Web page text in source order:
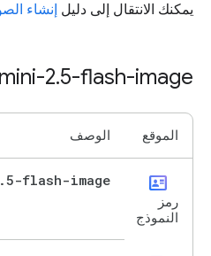
يمكنك الانتقال إلى دليل إنشاء
2.5-flash-image
الموقع الوصف
id_card
رمز
النموذج
.5-flash-image